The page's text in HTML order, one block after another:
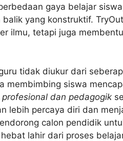
gaya belajar
yang konstruktif.
ilmu, tetapi juga
tidak diukur dari
membimbing siswa
dan pedagogik
lebih percaya diri dan
calon pendidik
lahir dari proses